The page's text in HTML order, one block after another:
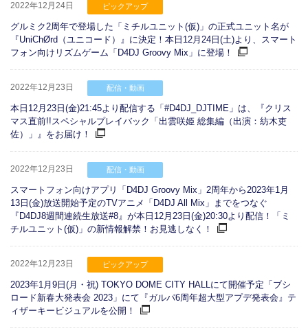
2022年12月24日 ピックアップ
グルミク2周年で登場した「ミチルユニット(仮)」の正式ユニット名が
『UniChØrd（ユニコード）』に決定！本日12月24日(土)より、スマート
フォン向けリズムゲーム「D4DJ Groovy Mix」に登場！
2022年12月23日 配信・動画
本日12月23日(金)21:45より配信する「#D4DJ_DJTIME」は、『クリス
マス直前!!スペシャルプレイバック「出雲咲姫 総集編（出演：紡木吏
佐）」』をお届け！
2022年12月23日 配信・動画
スマートフォン向けアプリ「D4DJ Groovy Mix」2周年から2023年1月
13日(金)放送開始予定のTVアニメ「D4DJ All Mix」までをつなぐ
『D4DJ8週間連続生放送#8』が本日12月23日(金)20:30より配信！「ミ
チルユニット(仮)」の新情報解禁！お見逃しなく！
2022年12月23日 ピックアップ
2023年1月9日(月・祝) TOKYO DOME CITY HALLにて開催予定「ブシ
ロード新春大発表会 2023」にて『ガルパ6周年超大型アプデ発表会』テ
ィザーキービジュアルを公開！